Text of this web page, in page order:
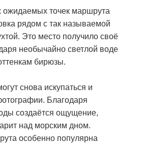
точек маршрута
рядом с так называемой
Это место получило своё
необычайно светлой воде
бирюзы.
снова искупаться и
Благодаря
создаётся ощущение,
над морским дном.
особенно популярна